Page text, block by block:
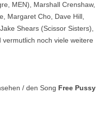
MEN), Marshall Crenshaw,
Margaret Cho, Dave Hill,
Shears (Scissor Sisters),
noch viele weitere
/ den Song Free Pussy